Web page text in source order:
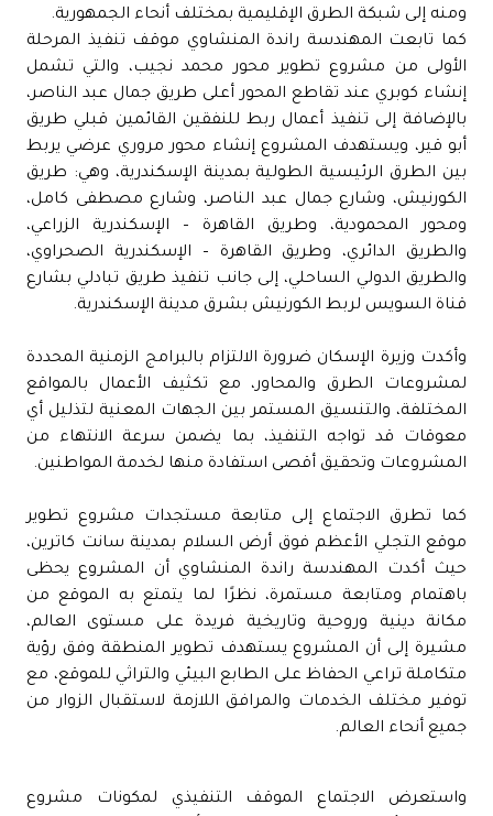
ومنه إلى شبكة الطرق الإقليمية بمختلف أنحاء الجمهورية.
كما تابعت المهندسة راندة المنشاوي موقف تنفيذ المرحلة
الأولى من مشروع تطوير محور محمد نجيب، والتي تشمل
إنشاء كوبري عند تقاطع المحور أعلى طريق جمال عبد الناصر،
بالإضافة إلى تنفيذ أعمال ربط للنفقين القائمين قبلي طريق
أبو قير، ويستهدف المشروع إنشاء محور مروري عرضي يربط
بين الطرق الرئيسية الطولية بمدينة الإسكندرية، وهي: طريق
الكورنيش، وشارع جمال عبد الناصر، وشارع مصطفى كامل،
ومحور المحمودية، وطريق القاهرة – الإسكندرية الزراعي،
والطريق الدائري، وطريق القاهرة – الإسكندرية الصحراوي،
والطريق الدولي الساحلي، إلى جانب تنفيذ طريق تبادلي بشارع
قناة السويس لربط الكورنيش بشرق مدينة الإسكندرية.
وأكدت وزيرة الإسكان ضرورة الالتزام بالبرامج الزمنية المحددة
لمشروعات الطرق والمحاور، مع تكثيف الأعمال بالمواقع
المختلفة، والتنسيق المستمر بين الجهات المعنية لتذليل أي
معوقات قد تواجه التنفيذ، بما يضمن سرعة الانتهاء من
المشروعات وتحقيق أقصى استفادة منها لخدمة المواطنين.
كما تطرق الاجتماع إلى متابعة مستجدات مشروع تطوير
موقع التجلي الأعظم فوق أرض السلام بمدينة سانت كاترين،
حيث أكدت المهندسة راندة المنشاوي أن المشروع يحظى
باهتمام ومتابعة مستمرة، نظرًا لما يتمتع به الموقع من
مكانة دينية وروحية وتاريخية فريدة على مستوى العالم،
مشيرة إلى أن المشروع يستهدف تطوير المنطقة وفق رؤية
متكاملة تراعي الحفاظ على الطابع البيئي والتراثي للموقع، مع
توفير مختلف الخدمات والمرافق اللازمة لاستقبال الزوار من
جميع أنحاء العالم.
واستعرض الاجتماع الموقف التنفيذي لمكونات مشروع